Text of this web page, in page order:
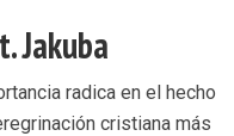
Jakuba
radica en el hecho
cristiana más